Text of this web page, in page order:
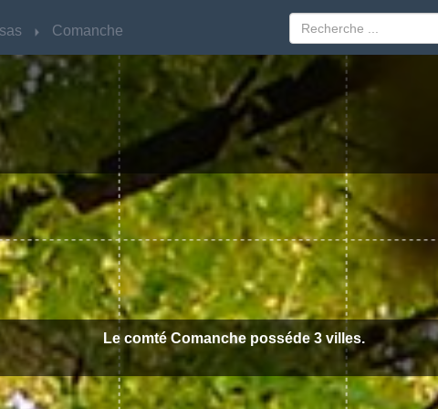
Comanche
Le comté Comanche posséde 3 villes.
Comanche